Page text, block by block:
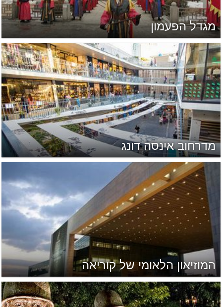
מגדל הפעמון
מדרחוב אינסה דונג
המוזיאון הלאומי של קוריאה